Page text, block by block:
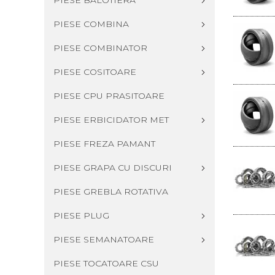
PIESE COMBINA
PIESE COMBINATOR
PIESE COSITOARE
PIESE CPU PRASITOARE
PIESE ERBICIDATOR MET
PIESE FREZA PAMANT
PIESE GRAPA CU DISCURI
PIESE GREBLA ROTATIVA
PIESE PLUG
PIESE SEMANATOARE
PIESE TOCATOARE CSU